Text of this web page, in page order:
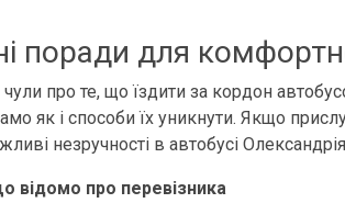
поради для
про те, що їздити за кордон
як і способи їх уникнути. Якщо
незручності в автобусі
відомо про перевізника